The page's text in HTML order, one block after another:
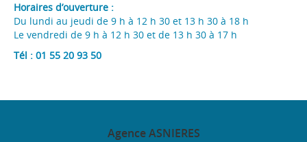
Horaires d’ouverture :
Du lundi au jeudi de 9 h à 12 h 30 et 13 h 30 à 18 h
Le vendredi de 9 h à 12 h 30 et de 13 h 30 à 17 h
Tél : 01 55 20 93 50
AgenceASNIERES